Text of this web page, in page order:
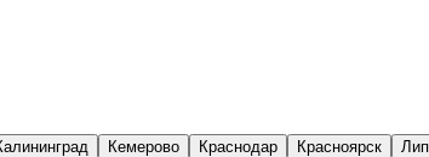
Кемерово Краснодар Красноярск